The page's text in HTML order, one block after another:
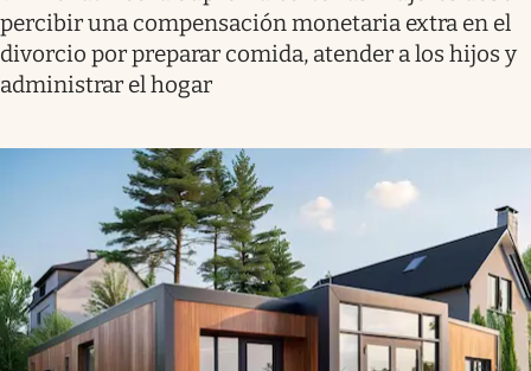
percibir una compensación monetaria extra en el
divorcio por preparar comida, atender a los hijos y
administrar el hogar